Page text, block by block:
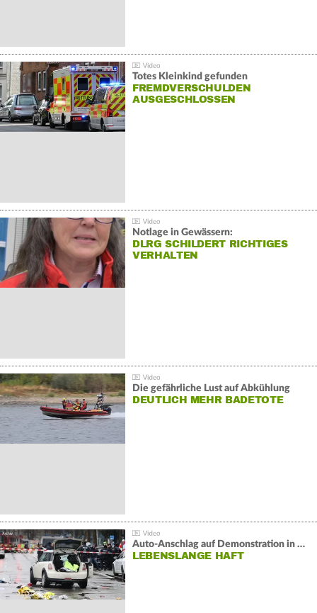
Totes Kleinkind gefunden
FREMDVERSCHULDEN
AUSGESCHLOSSEN
Notlage in Gewässern:
DLRG SCHILDERT RICHTIGES
VERHALTEN
Die gefährliche Lust auf Abkühlung
DEUTLICH MEHR BADETOTE
Auto-Anschlag auf Demonstration in München:
LEBENSLANGE HAFT